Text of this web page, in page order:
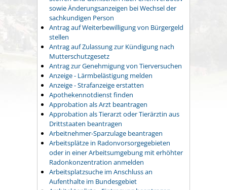
sowie Änderungsanzeigen bei Wechsel der
sachkundigen Person
Antrag auf Weiterbewilligung von Bürgergeld
stellen
Antrag auf Zulassung zur Kündigung nach
Mutterschutzgesetz
Antrag zur Genehmigung von Tierversuchen
Anzeige - Lärmbelästigung melden
Anzeige - Strafanzeige erstatten
Apothekennotdienst finden
Approbation als Arzt beantragen
Approbation als Tierarzt oder Tierärztin aus
Drittstaaten beantragen
Arbeitnehmer-Sparzulage beantragen
Arbeitsplätze in Radonvorsorgegebieten
oder in einer Arbeitsumgebung mit erhöhter
Radonkonzentration anmelden
Arbeitsplatzsuche im Anschluss an
Aufenthalte im Bundesgebiet